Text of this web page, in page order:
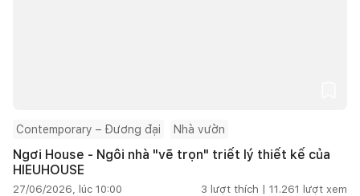
Contemporary – Đương đại Nhà vườn
Ngơi House - Ngôi nhà "vẽ trọn" triết lý thiết kế của
HIEUHOUSE
27/06/2026, lúc 10:00 3 lượt thích | 11.261 lượt xem